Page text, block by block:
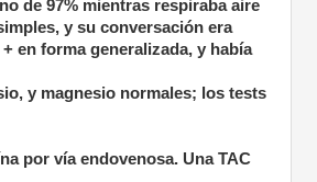
de 97% mientras respiraba aire
y su conversación era
en forma generalizada, y había
y magnesio normales; los tests
por vía endovenosa. Una TAC